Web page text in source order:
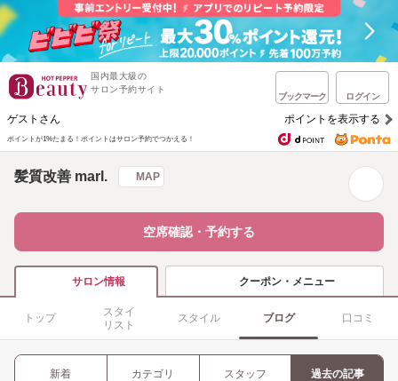
国内最大級の
サロン予約サイト
ブックマーク ログイン
ゲストさん ポイントを表示する
ポイントが1%たまる！ ポイントはサロン予約でつかえる！
髪質改善 marl. MAP
空席確認・予約する
サロン情報 クーポン・メニュー
トップ
スタイ
リスト
スタイル ブログ 口コミ
新着 カテゴリ スタッフ 過去の記事